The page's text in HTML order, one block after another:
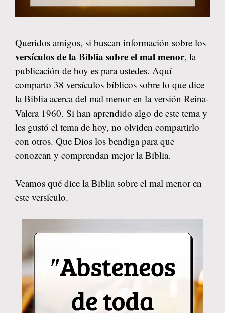
Queridos amigos, si buscan información sobre los
versículos de la Biblia sobre el mal menor, la
publicación de hoy es para ustedes. Aquí
comparto 38 versículos bíblicos sobre lo que dice
la Biblia acerca del mal menor en la versión Reina-
Valera 1960. Si han aprendido algo de este tema y
les gustó el tema de hoy, no olviden compartirlo
con otros. Que Dios los bendiga para que
conozcan y comprendan mejor la Biblia.
Veamos qué dice la Biblia sobre el mal menor en
este versículo.